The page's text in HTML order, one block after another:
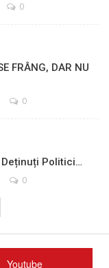
0
FRÂNG, DAR NU
0
Politici…
0
Youtube